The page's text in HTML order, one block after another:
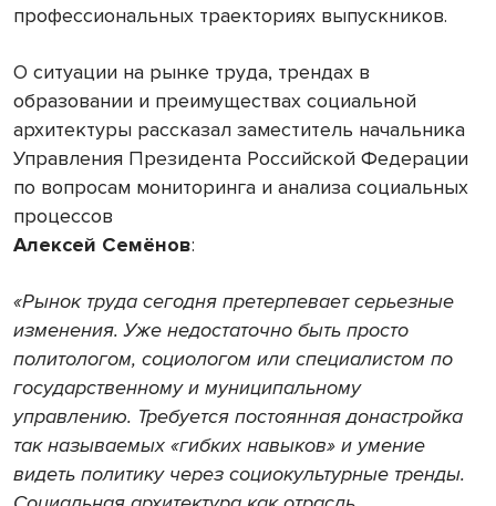
профессиональных траекториях выпускников.
О ситуации на рынке труда, трендах в
образовании и преимуществах социальной
архитектуры рассказал заместитель начальника
Управления Президента Российской Федерации
по вопросам мониторинга и анализа социальных
процессов
Алексей Семёнов:
«Рынок труда сегодня претерпевает серьезные
изменения. Уже недостаточно быть просто
политологом, социологом или специалистом по
государственному и муниципальному
управлению. Требуется постоянная донастройка
так называемых «гибких навыков» и умение
видеть политику через социокультурные тренды.